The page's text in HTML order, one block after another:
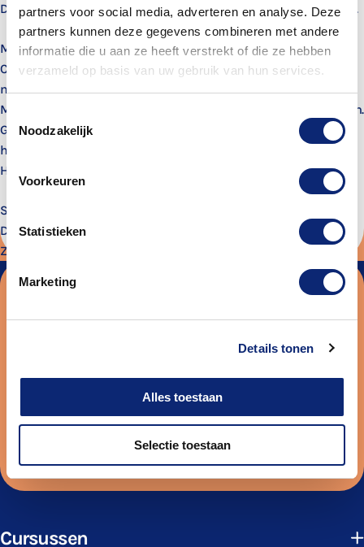
partners voor social media, adverteren en analyse. Deze
partners kunnen deze gegevens combineren met andere
informatie die u aan ze heeft verstrekt of die ze hebben
verzameld op basis van uw gebruik van hun services.
Toestemmingsselectie
Noodzakelijk
Voorkeuren
Statistieken
Marketing
Details tonen
Alles toestaan
Selectie toestaan
Drechtsteden Jeugdorkest en het Drechtsteden Jeugdensemble.
Mijn vioolopleiding heb ik gevolgd aan het Rotterdams
Conservatorium bij Vaclav Novak en Jean Jacques Katarow. Na
mijn afstuderen (Cum Laude) ben ik eerst les gaan geven bij de
Muziekschool Hoeksche Waard en later bij ToBe cultuurcentrum.
Gedurende mijn carrière heb ik bij diverse orkesten gespeeld;
het Frysk Orkest, het Nederlands Balletorkest, het Noord
Hollands Philharmonische Orkest en het Residentie Orkest.
Sinds 1984 ben ik 1e violiste bij het Hollands Symfonie Orkest.
Daarnaast heb ik meegewerkt aan het programma Nederland
Zingt en de Messiah Masterclass bij de EO.
activiteiten en cursussen bij ToBe. Meld
mailadres
Aanmelden
Ik ga akkoord met hetprivacybeleid
Cursussen